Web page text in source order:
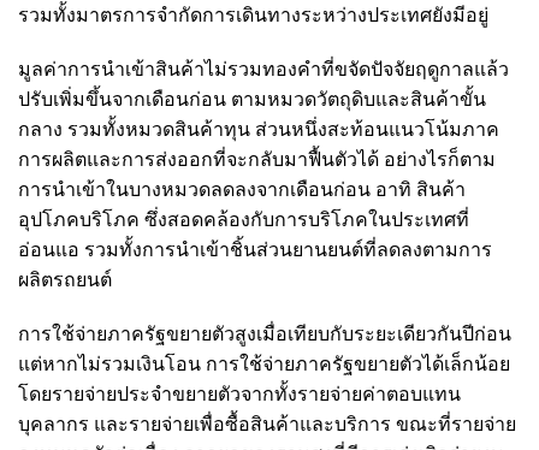
รวมทั้งมาตรการจำกัดการเดินทางระหว่างประเทศยังมีอยู่
มูลค่าการนำเข้าสินค้าไม่รวมทองคำที่ขจัดปัจจัยฤดูกาลแล้ว
ปรับเพิ่มขึ้นจากเดือนก่อน ตามหมวดวัตถุดิบและสินค้าขั้น
กลาง รวมทั้งหมวดสินค้าทุน ส่วนหนึ่งสะท้อนแนวโน้มภาค
การผลิตและการส่งออกที่จะกลับมาฟื้นตัวได้ อย่างไรก็ตาม
การนำเข้าในบางหมวดลดลงจากเดือนก่อน อาทิ สินค้า
อุปโภคบริโภค ซึ่งสอดคล้องกับการบริโภคในประเทศที่
อ่อนแอ รวมทั้งการนำเข้าชิ้นส่วนยานยนต์ที่ลดลงตามการ
ผลิตรถยนต์
การใช้จ่ายภาครัฐขยายตัวสูงเมื่อเทียบกับระยะเดียวกันปีก่อน
แต่หากไม่รวมเงินโอน การใช้จ่ายภาครัฐขยายตัวได้เล็กน้อย
โดยรายจ่ายประจำขยายตัวจากทั้งรายจ่ายค่าตอบแทน
บุคลากร และรายจ่ายเพื่อซื้อสินค้าและบริการ ขณะที่รายจ่าย